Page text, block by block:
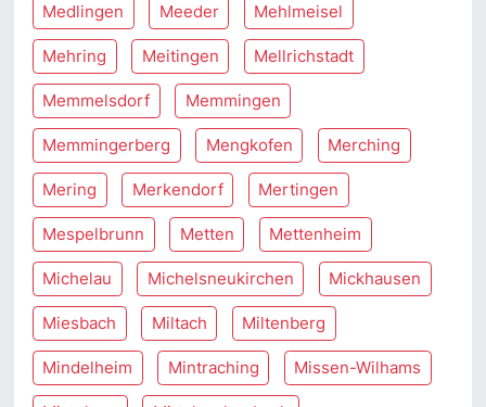
Medlingen Meeder Mehlmeisel
Mehring Meitingen Mellrichstadt
Memmelsdorf Memmingen
Memmingerberg Mengkofen Merching
Mering Merkendorf Mertingen
Mespelbrunn Metten Mettenheim
Michelau Michelsneukirchen Mickhausen
Miesbach Miltach Miltenberg
Mindelheim Mintraching Missen-Wilhams